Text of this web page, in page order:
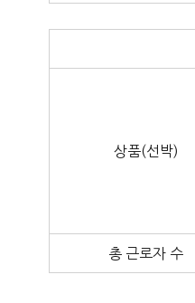
상품(선박)
총 근로자 수